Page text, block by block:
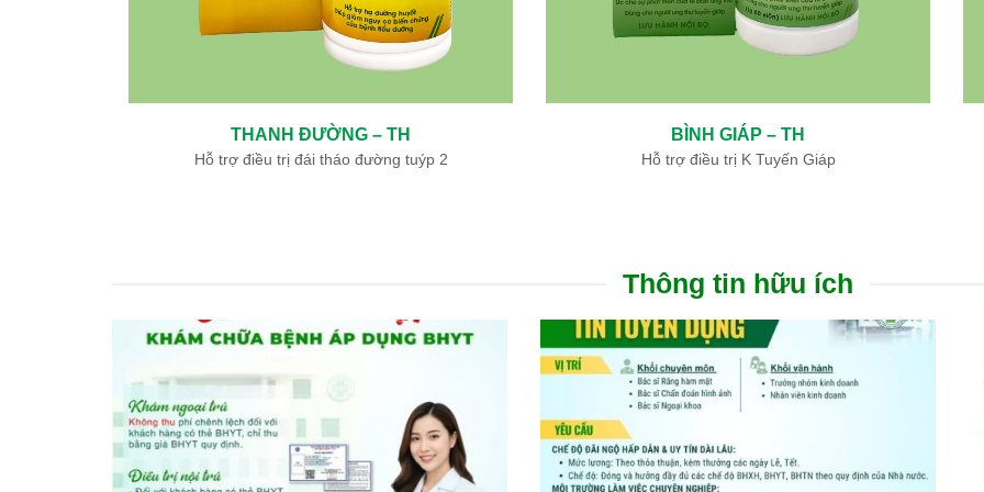
NGƯU GIÁC LINH – TH
Hỗ trợ điều trị nhồi máu não, nhồi máu cơ tim
THÔNG MẠCH DƯỠNG NÃO – TH
Hỗ trợ điều trị di chứng tai biến mạch máu não
Thông tin hữu ích